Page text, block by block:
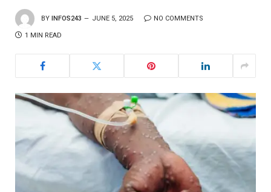
BY INFOS243 JUNE 5, 2025 NO COMMENTS
1 MIN READ